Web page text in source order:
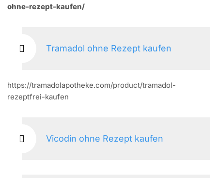
ohne-rezept-kaufen/
Tramadol ohne Rezept kaufen
https://tramadolapotheke.com/product/tramadol-
rezeptfrei-kaufen
Vicodin ohne Rezept kaufen